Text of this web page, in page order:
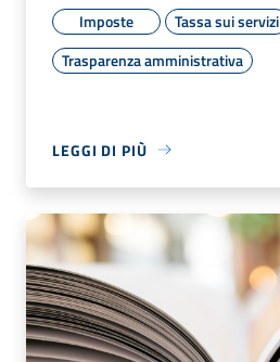
Imposte
Tassa sui servizi
Trasparenza amministrativa
LEGGI DI PIÙ